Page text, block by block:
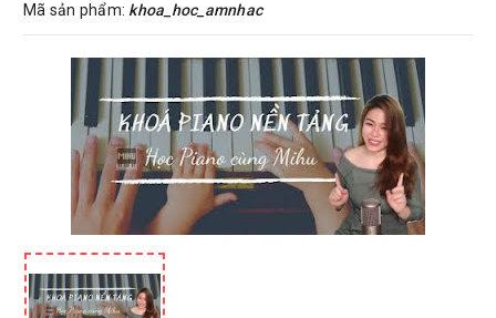
Mã sản phẩm: khoa_hoc_amnhac